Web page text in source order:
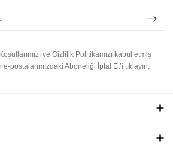
ve Gizlilik Politikamızı kabul etmiş
e-postalarımızdaki Aboneliği İptal Et’i tıklayın.